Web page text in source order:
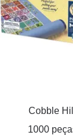
Cobble Hill
1000